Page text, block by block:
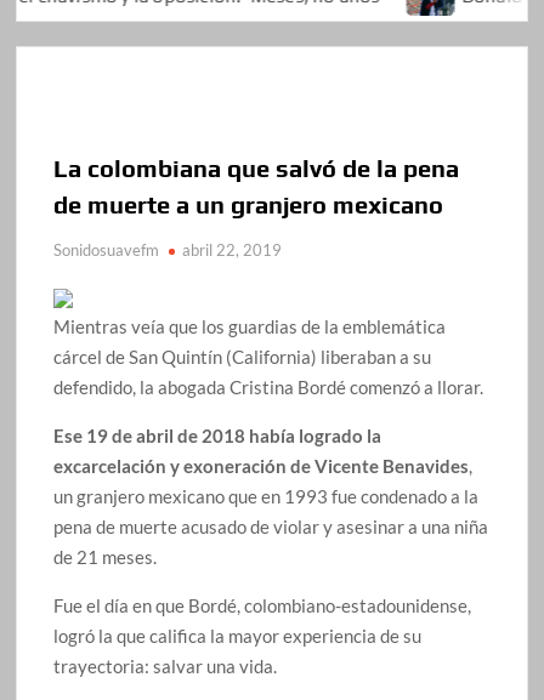
La colombiana que salvó de la pena
de muerte a un granjero mexicano
Sonidosuavefm abril 22, 2019
Mientras veía que los guardias de la emblemática
cárcel de San Quintín (California) liberaban a su
defendido, la abogada Cristina Bordé comenzó a llorar.
Ese 19 de abril de 2018 había logrado la
excarcelación y exoneración de Vicente Benavides,
un granjero mexicano que en 1993 fue condenado a la
pena de muerte acusado de violar y asesinar a una niña
de 21 meses.
Fue el día en que Bordé, colombiano-estadounidense,
logró la que califica la mayor experiencia de su
trayectoria: salvar una vida.